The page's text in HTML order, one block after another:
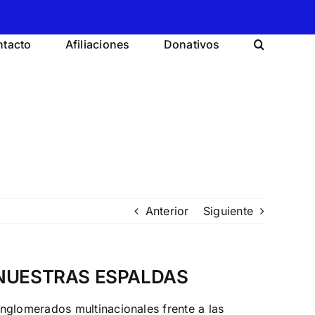
Afiliaciones Donativos
Anterior Siguiente
ESPALDAS
multinacionales frente a las